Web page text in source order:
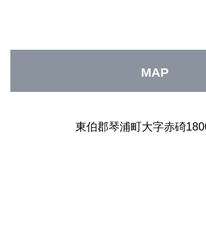
MAP
東伯郡琴浦町大字赤碕